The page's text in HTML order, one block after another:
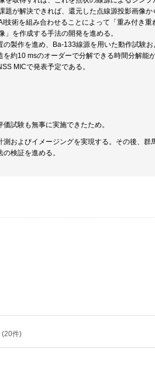
が解決できれば、還元した点線源投影画像
術を組み合わせることによって「重み付き
を作成する手法の開発を進める。
製作を進め、Ba-133線源を用いた動作試験
約10 msのオーダーで分解できる時間分解能
MICで発表予定である。
試験も無事に実施できたため。
およびイメージングを実現する。その後、群
検証を進める。
(20件)